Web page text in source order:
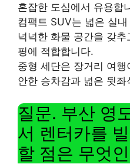
혼잡한 도심에서 유용합
컴팩트 SUV는 넓은 실
넉넉한 화물 공간을 갖
핑에 적합합니다.
중형 세단은 장거리 여
안한 승차감과 넓은 뒷
질문. 부산 영
서 렌터카를
할 점은 무엇